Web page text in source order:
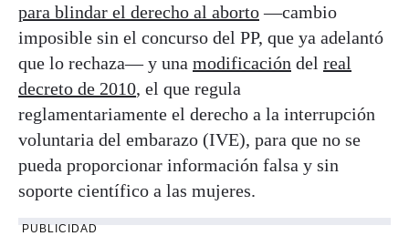
para blindar el derecho al aborto—cambio
imposible sin el concurso del PP, que ya adelantó
que lo rechaza— y una modificación del real
decreto de 2010, el que regula
reglamentariamente el derecho a la interrupción
voluntaria del embarazo (IVE), para que no se
pueda proporcionar información falsa y sin
soporte científico a las mujeres.
PUBLICIDAD